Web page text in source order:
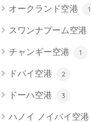
オークランド空港 1
スワンナプーム空港
チャンギー空港 1
ドバイ空港 2
ドーハ空港 3
ハノイ ノイバイ空港